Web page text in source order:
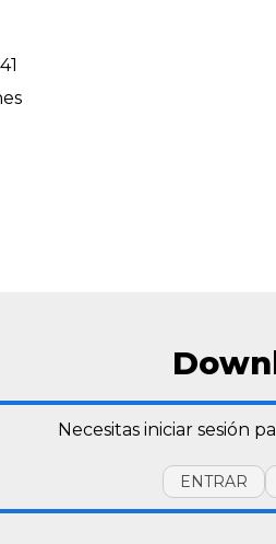
Necesitas iniciar sesión
ENTRAR